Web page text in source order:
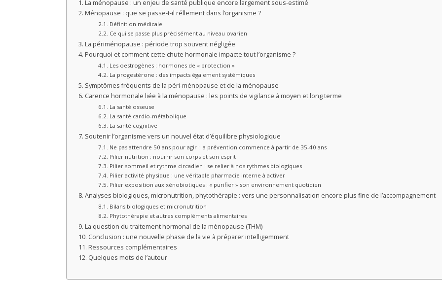
La ménopause : un enjeu de santé publique encore largement sous-estimé
Ménopause : que se passe-t-il réllement dans l’organisme ?
Définition médicale
Ce qui se passe plus précisément au niveau ovarien
La périménopause : période trop souvent négligée
Pourquoi et comment cette chute hormonale impacte tout l’organisme ?
Les oestrogènes : hormones de « protection »
La progestérone : des impacts également systémiques
Symptômes fréquents de la péri-ménopause et de la ménopause
Carence hormonale liée à la ménopause : les points de vigilance à moyen et long terme
La santé osseuse
La santé cardio-métabolique
La santé cognitive
Soutenir l’organisme vers un nouvel état d’équilibre physiologique
Ne pas attendre 50 ans pour agir : la prévention commence à partir de 35-40 ans
Pilier nutrition : nourrir son corps et son esprit
Pilier sommeil et rythme circadien : se relier à nos rythmes biologiques
Pilier activité physique : une véritable pharmacie interne à activer
Pilier exposition aux xénobiotiques : « purifier » son environnement quotidien
Analyses biologiques, micronutrition, phytothérapie : vers une personnalisation encore plus fine de l’accompagnement
Bilans biologiques et micronutrition
Phytothérapie et autres compléments alimentaires
La question du traitement hormonal de la ménopause (THM)
Conclusion : une nouvelle phase de la vie à préparer intelligemment
Ressources complémentaires
Quelques mots de l’auteur